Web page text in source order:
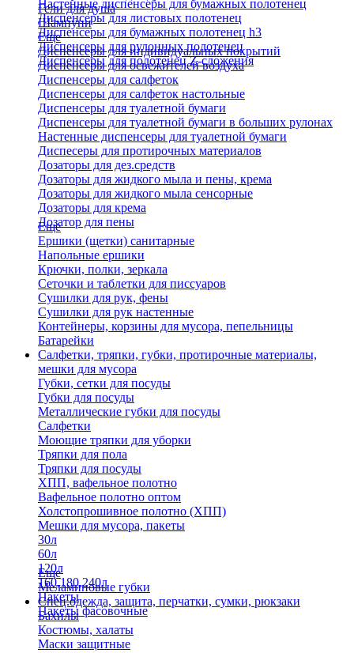
Гели для душа
Шампуни
Настенные диспенсеры для бумажных полотенец
Диспенсеры для листовых полотенец
Диспенсеры для бумажных полотенец h3
Диспенсеры для рулонных полотенец
Диспенсеры для полотенец Z-сложения
Еще
Диспенсеры для индивидуальных покрытий
Диспенсеры для освежителей воздуха
Диспенсеры для салфеток
Диспенсеры для салфеток настольные
Диспенсеры для туалетной бумаги
Диспенсеры для туалетной бумаги в больших рулонах
Настенные диспенсеры для туалетной бумаги
Диспесеры для протирочных материалов
Дозаторы для дез.средств
Дозаторы для жидкого мыла и пены, крема
Дозаторы для жидкого мыла сенсорные
Дозаторы для крема
Дозатор для пены
Еще
Ершики (щетки) санитарные
Напольные ершики
Крючки, полки, зеркала
Сеточки и таблетки для писсуаров
Сушилки для рук, фены
Сушилки для рук настенные
Контейнеры, корзины для мусора, пепельницы
Батарейки
Салфетки, тряпки, губки, протирочные материалы,
мешки для мусора
Губки, сетки для посуды
Губки для посуды
Металлические губки для посуды
Салфетки
Моющие тряпки для уборки
Тряпки для пола
Тряпки для посуды
ХПП, вафельное полотно
Вафельное полотно оптом
Холстопрошивное полотно (ХПП)
Мешки для мусора, пакеты
30л
60л
120л
160,180,240л
Пакеты
Пакеты фасовочные
Еще
Меламиновые губки
Спец.одежда, защита, перчатки, сумки, рюкзаки
Бахилы
Костюмы, халаты
Маски защитные